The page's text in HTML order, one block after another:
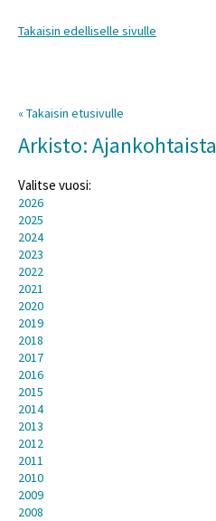
Takaisin edelliselle sivulle
« Takaisin etusivulle
Arkisto: Ajankohtaista
Valitse vuosi:
2026
2025
2024
2023
2022
2021
2020
2019
2018
2017
2016
2015
2014
2013
2012
2011
2010
2009
2008